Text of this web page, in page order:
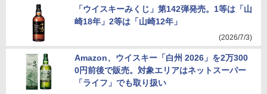
「ウイスキーみくじ」第142弾発売。1等は「山
崎18年」2等は「山崎12年」
(2026/7/3)
Amazon、ウイスキー「白州 2026」を2万300
0円前後で販売。対象エリアはネットスーパー
「ライフ」でも取り扱い